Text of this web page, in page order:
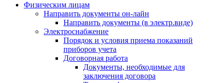
Физическим лицам
Направить документы он-лайн
Направить документы (в электр.виде)
Электроснабжение
Порядок и условия приема показаний
приборов учета
Договорная работа
Документы, необходимые для
заключения договора